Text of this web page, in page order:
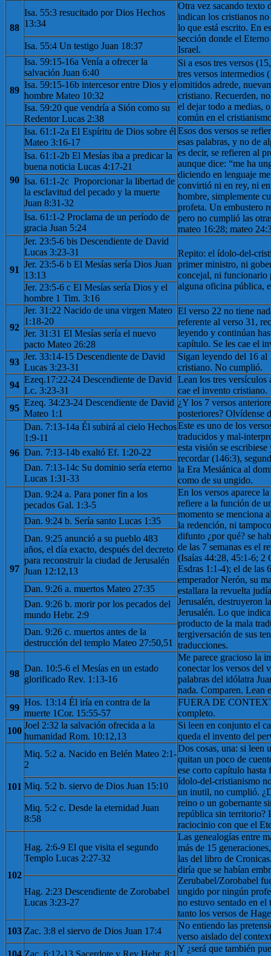
88
Isa. 55:3 resucitado por Dios Hechos
13:34
Otra vez sacando texto
indican los cristianos
lo que está escrito. En
sección donde el
Israel.
Isa. 55:4 Un testigo Juan 18:37
89
Isa. 59:15-16a Venía a ofrecer la
salvación Juan 6:40
Si a esos tres versos
tres versos intermedios
omitidos adrede,
cristiano. Recuerden,
el dejar todo a medias,
común en el
Isa. 59:15-16b intercesor entre Dios y el
hombre Mateo 10:32
Isa. 59:20 que vendría a Sión como su
Redentor Lucas 2:38
90
Isa. 61:1-2a El Espíritu de Dios sobre él
Mateo 3:16-17
Esos dos versos se
esas palabras, y no de
es decir, se refieren al
aunque dice: “me ha
diciendo en lenguaje
convirtió ni en rey, ni
hombre, simplemente
profeta. Un embustero
pero no cumplió las
mateo 16:28; mateo
Isa. 61:1-2b El Mesías iba a predicar la
buena noticia Lucas 4:17-21
Isa. 61:1-2c ​​ Proporcionar la libertad de
la esclavitud del pecado y la muerte
Juan 8:31-32
Isa. 61:1-2 Proclama de un período de
gracia Juan 5:24
91
Jer. 23:5-6 bis Descendiente de David
Lucas 3:23-31
Repito: el ídolo-del-
primer ministro, ni
concejal, ni funcionario
alguna oficina pública,
Jer. 23:5-6 b El Mesías sería Dios Juan
13:13
Jer. 23:5-6 c El Mesías sería Dios y el
hombre 1 Tim. 3:16
92
Jer. 31:22 Nacido de una virgen Mateo
1:18-20
El verso 22 no tiene
referente al verso 31,
leyendo y continúan
capítulo. Se les cae el
Jer. 31:31 El Mesías sería el nuevo
pacto Mateo 26:28
93
Jer. 33:14-15 Descendiente de David
Lucas 3:23-31
Sigan leyendo del 16 al
cristiano. No cumplió.
94
Ezeq.17:22-24 Descendiente de David
Lc. 3:23-31
Lean los tres versículos
cae el invento cristiano.
95
Ezeq. 34:23-24 Descendiente de David
Mateo 1:1
¿Y los 7 versos
posteriores? Olvídense
96
Dan. 7:13-14a Él subirá al cielo Hechos
1:9-11
Este es uno de los
traducidos y mal-
esta visión se
recordar (146:3),
la Era Mesiánica al
como de su ungido.
Dan. 7:13-14b exaltó Ef. 1:20-22
Dan. 7:13-14c Su dominio sería eterno
Lucas 1:31-33
97
Dan. 9:24 a. Para poner fin a los
pecados Gal. 1:3-5
En los versos aparece
refiere a la función de
momento se menciona
la redención, ni
difunto ¿por qué? se
de las 7 semanas es el
(Isaías 44:28, 45:1-6; 2
Esdras 1:1-4); el de las
emperador Nerón, su
estallara la revuelta
Jerusalén, destruyeron
Jerusalén. Lo que
producto de la mala
tergiversación de sus
traducciones.
Dan. 9:24 b. Sería santo Lucas 1:35
Dan. 9:25 anunció a su pueblo 483
años, el día exacto, después del decreto
para reconstruir la ciudad de Jerusalén
Juan 12:12,13
Dan. 9:26 a. muertos Mateo 27:35
Dan. 9:26 b. morir por los pecados del
mundo Hebr. 2:9
Dan. 9:26 c. muertos antes de la
destrucción del templo Mateo 27:50,51
98
Dan. 10:5-6 el Mesías en un estado
glorificado Rev. 1:13-16
Me parece gracioso la
conectar los versos del
palabras del idólatra
nada. Comparen. Lean
99
Hos. 13:14 Él iría en contra de la
muerte 1Cor. 15:55-57
FUERA DE
completo.
100
Joel 2:32 la salvación ofrecida a la
humanidad Rom. 10:12,13
Si leen en conjunto el
queda el invento del
101
Miq. 5:2 a. Nacido en Belén Mateo 2:1-
2
Dos cosas, una: si leen
quitan un poco de
ese corto capítulo hasta
ídolo-del-cristianismo
un inutil, no cumplió.
reino o un gobernante
república sin territorio?
raciocinio con que el
Miq. 5:2 b. siervo de Dios Juan 15:10
Miq. 5:2 c. Desde la eternidad Juan
8:58
102
Hag. 2:6-9 El que visita el segundo
Templo Lucas 2:27-32
Las genealogías entre
más de 15
las del libro de
diría que se habían
Zerubabel/Zorobabel
ungido por ningún
no estuvo sentado en
tanto los versos de
Hag. 2:23 Descendiente de Zorobabel
Lucas 3:23-27
103 Zac. 3:8 el siervo de Dios Juan 17:4
No entiendo las
verso aislado del
Y ¿será que también